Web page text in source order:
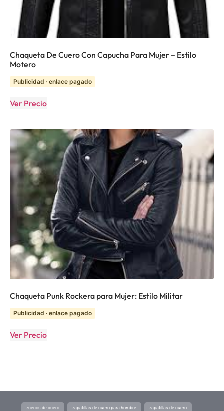
Chaqueta De Cuero Con Capucha Para Mujer – Estilo
Motero
Publicidad · enlace pagado
Ver Precio
Chaqueta Punk Rockera para Mujer: Estilo Militar
Publicidad · enlace pagado
Ver Precio
zuecos de cuero zapatillas de cuero para hombre zapatillas de cuero